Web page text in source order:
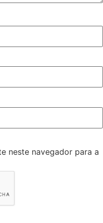
neste navegador para a